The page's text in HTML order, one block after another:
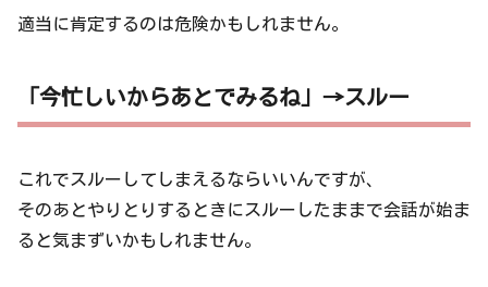
適当に肯定するのは危険かもしれません。
「今忙しいからあとでみるね」→スルー
これでスルーしてしまえるならいいんですが、
そのあとやりとりするときにスルーしたままで会話が始ま
ると気まずいかもしれません。